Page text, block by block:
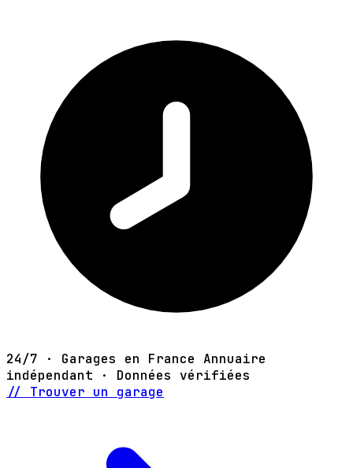
24/7 · Garages en France Annuaire
indépendant · Données vérifiées
// Trouver un garage